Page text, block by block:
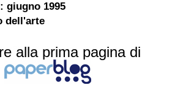
giugno 1995
dell'arte
alla prima pagina di